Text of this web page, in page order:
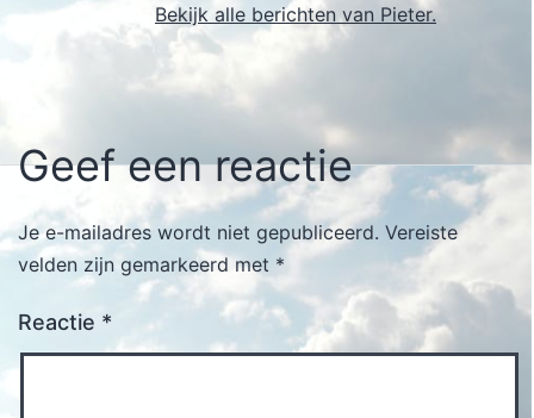
Bekijk alle berichten van Pieter.
Geef een reactie
Je e-mailadres wordt niet gepubliceerd. Vereiste
velden zijn gemarkeerd met *
Reactie *